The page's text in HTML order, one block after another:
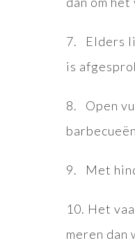
7. Elders
is
8. Open
9. Met
10. Het
meren dan